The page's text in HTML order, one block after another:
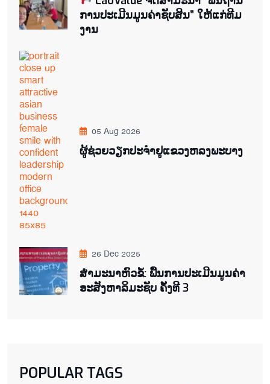
ການປະເມີນມູນຄ່າຊັບສິນ” ໃຫ້ແກ່ທີມ
ງານ
05 Aug 2026
ຜູ້ຊ່ວຍ​ວຽກປະ​ຈຳ​ຢູ​​ແຂວງຫລງ​ພະ​ບາງ
26 Dec 2025
ສຳມະນາຫົວຂໍ້: ພື້ນການປະເມີນມູນຄ່າ
ອະສັງຫາລິມະຊັບ ຄັ້ງທີ 3
POPULAR TAGS